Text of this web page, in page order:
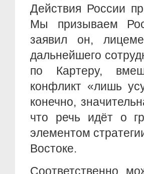
Действия России
Мы призываем
заявил он,
дальнейшего
по Картеру,
конфликт «лишь
конечно,
что речь идёт о
элементом
Востоке.
Соответственно,